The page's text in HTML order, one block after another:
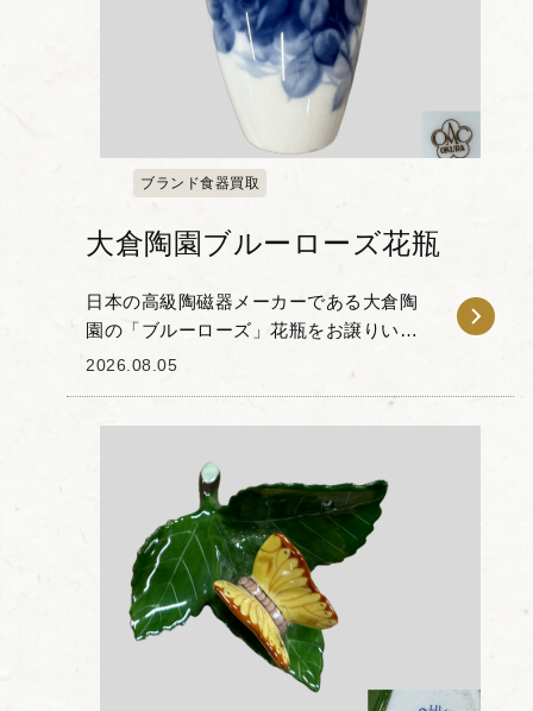
ブランド食器買取
大倉陶園ブルーローズ花瓶
日本の高級陶磁器メーカーである大倉陶
園の「ブルーローズ」花瓶をお譲りいた
だきました。 大倉陶園の代名詞とも言え
2026.08.05